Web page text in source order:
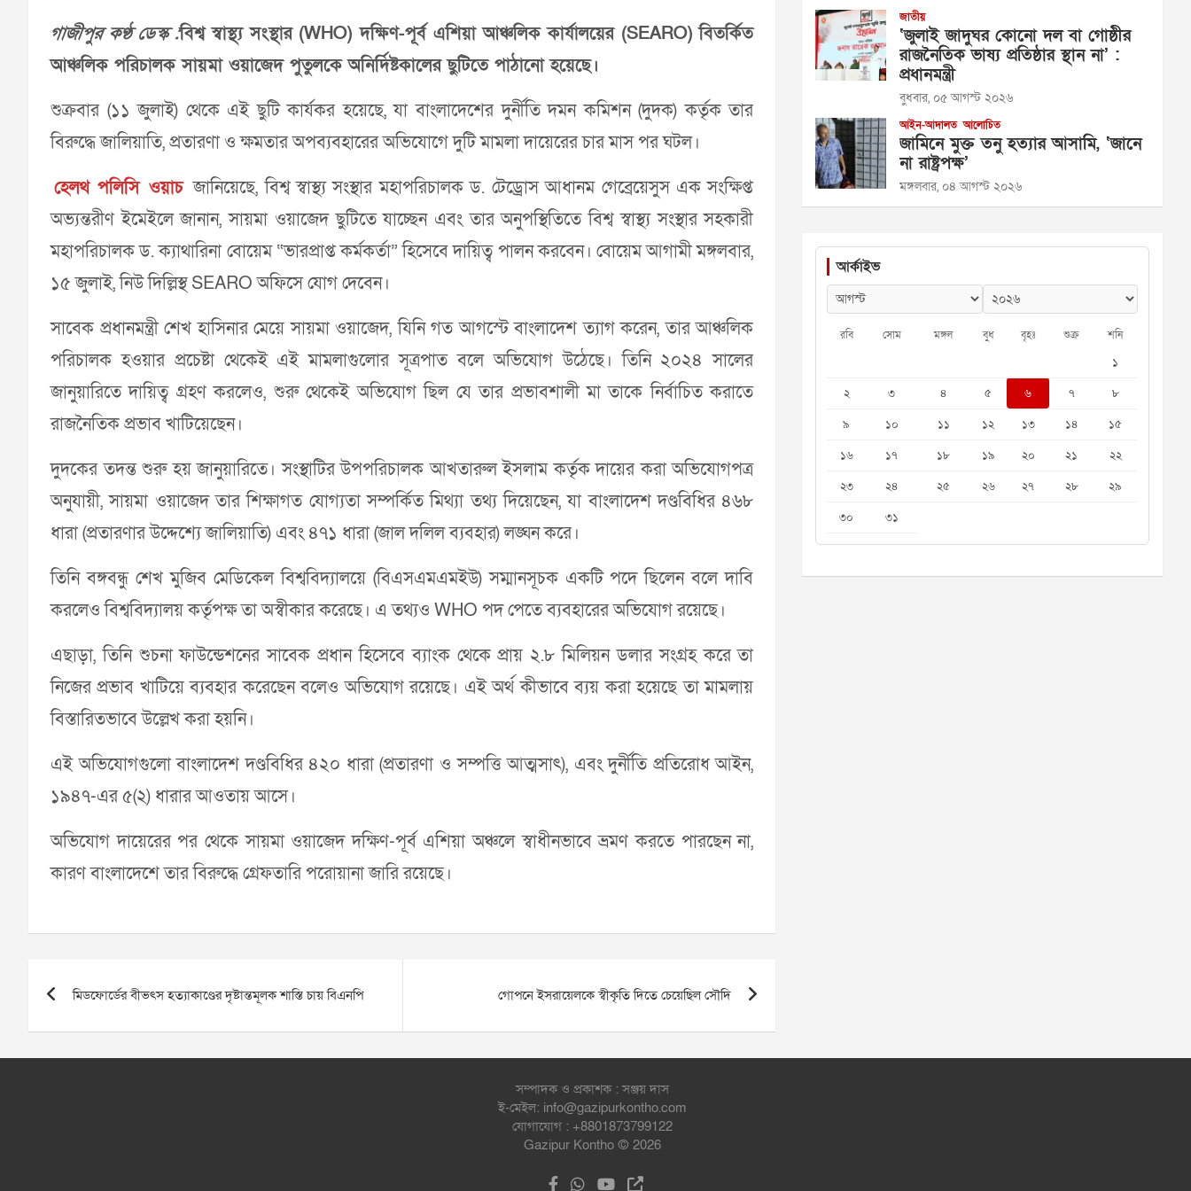
গাজীপুর কণ্ঠ ডেস্ক :বিশ্ব স্বাস্থ্য সংস্থার (WHO) দক্ষিণ-পূর্ব এশিয়া আঞ্চলিক কার্যালয়ের (SEARO) বিতর্কিত
আঞ্চলিক পরিচালক সায়মা ওয়াজেদ পুতুলকে অনির্দিষ্টকালের ছুটিতে পাঠানো হয়েছে।
শুক্রবার (১১ জুলাই) থেকে এই ছুটি কার্যকর হয়েছে, যা বাংলাদেশের দুর্নীতি দমন কমিশন (দুদক) কর্তৃক তার
বিরুদ্ধে জালিয়াতি, প্রতারণা ও ক্ষমতার অপব্যবহারের অভিযোগে দুটি মামলা দায়েরের চার মাস পর ঘটল।
হেলথ পলিসি ওয়াচ জানিয়েছে, বিশ্ব স্বাস্থ্য সংস্থার মহাপরিচালক ড. টেড্রোস আধানম গেব্রেয়েসুস এক সংক্ষিপ্ত
অভ্যন্তরীণ ইমেইলে জানান, সায়মা ওয়াজেদ ছুটিতে যাচ্ছেন এবং তার অনুপস্থিতিতে বিশ্ব স্বাস্থ্য সংস্থার সহকারী
মহাপরিচালক ড. ক্যাথারিনা বোয়েম “ভারপ্রাপ্ত কর্মকর্তা” হিসেবে দায়িত্ব পালন করবেন। বোয়েম আগামী মঙ্গলবার,
১৫ জুলাই, নিউ দিল্লিস্থ SEARO অফিসে যোগ দেবেন।
সাবেক প্রধানমন্ত্রী শেখ হাসিনার মেয়ে সায়মা ওয়াজেদ, যিনি গত আগস্টে বাংলাদেশ ত্যাগ করেন, তার আঞ্চলিক
পরিচালক হওয়ার প্রচেষ্টা থেকেই এই মামলাগুলোর সূত্রপাত বলে অভিযোগ উঠেছে। তিনি ২০২৪ সালের
জানুয়ারিতে দায়িত্ব গ্রহণ করলেও, শুরু থেকেই অভিযোগ ছিল যে তার প্রভাবশালী মা তাকে নির্বাচিত করাতে
রাজনৈতিক প্রভাব খাটিয়েছেন।
দুদকের তদন্ত শুরু হয় জানুয়ারিতে। সংস্থাটির উপপরিচালক আখতারুল ইসলাম কর্তৃক দায়ের করা অভিযোগপত্র
অনুযায়ী, সায়মা ওয়াজেদ তার শিক্ষাগত যোগ্যতা সম্পর্কিত মিথ্যা তথ্য দিয়েছেন, যা বাংলাদেশ দণ্ডবিধির ৪৬৮
ধারা (প্রতারণার উদ্দেশ্যে জালিয়াতি) এবং ৪৭১ ধারা (জাল দলিল ব্যবহার) লঙ্ঘন করে।
তিনি বঙ্গবন্ধু শেখ মুজিব মেডিকেল বিশ্ববিদ্যালয়ে (বিএসএমএমইউ) সম্মানসূচক একটি পদে ছিলেন বলে দাবি
করলেও বিশ্ববিদ্যালয় কর্তৃপক্ষ তা অস্বীকার করেছে। এ তথ্যও WHO পদ পেতে ব্যবহারের অভিযোগ রয়েছে।
এছাড়া, তিনি শুচনা ফাউন্ডেশনের সাবেক প্রধান হিসেবে ব্যাংক থেকে প্রায় ২.৮ মিলিয়ন ডলার সংগ্রহ করে তা
নিজের প্রভাব খাটিয়ে ব্যবহার করেছেন বলেও অভিযোগ রয়েছে। এই অর্থ কীভাবে ব্যয় করা হয়েছে তা মামলায়
বিস্তারিতভাবে উল্লেখ করা হয়নি।
এই অভিযোগগুলো বাংলাদেশ দণ্ডবিধির ৪২০ ধারা (প্রতারণা ও সম্পত্তি আত্মসাৎ), এবং দুর্নীতি প্রতিরোধ আইন,
১৯৪৭-এর ৫(২) ধারার আওতায় আসে।
অভিযোগ দায়েরের পর থেকে সায়মা ওয়াজেদ দক্ষিণ-পূর্ব এশিয়া অঞ্চলে স্বাধীনভাবে ভ্রমণ করতে পারছেন না,
কারণ বাংলাদেশে তার বিরুদ্ধে গ্রেফতারি পরোয়ানা জারি রয়েছে।
navigation
মিডফোর্ডের বীভৎস হত্যাকাণ্ডের দৃষ্টান্তমূলক শাস্তি চায় বিএনপি গোপনে ইসরায়েলকে স্বীকৃতি দিতে চেয়েছিল সৌদি
জাতীয়
‘জুলাই জাদুঘর কোনো দল বা গোষ্ঠীর
রাজনৈতিক ভাষ্য প্রতিষ্ঠার স্থান না’ :
প্রধানমন্ত্রী
বুধবার, ০৫ আগস্ট ২০২৬
আইন-আদালত আলোচিত
জামিনে মুক্ত তনু হত্যার আসামি, ‘জানে
না রাষ্ট্রপক্ষ’
মঙ্গলবার, ০৪ আগস্ট ২০২৬
আর্কাইভ
রবি সোম মঙ্গল বুধ বৃহঃ শুক্র শনি
১
২
৩ ৪ ৫ ৬ ৭
৮
৯
১০ ১১ ১২ ১৩ ১৪
১৫
১৬
১৭ ১৮ ১৯ ২০ ২১
২২
২৩
২৪ ২৫ ২৬ ২৭ ২৮
২৯
৩০
৩১
সম্পাদক ও প্রকাশক : সঞ্জয় দাস
ই-মেইল: info@gazipurkontho.com
যোগাযোগ : +8801873799122
Gazipur Kontho © 2026